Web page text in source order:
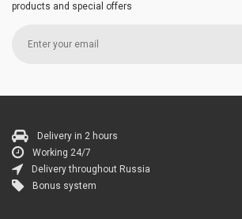
products and special offers
Delivery in 2 hours
Working 24/7
Delivery throughout Russia
Bonus system